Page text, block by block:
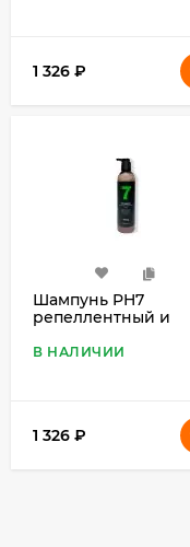
1 326 ₽
Шампунь PH7
репеллентный и
1, 460 мл
В НАЛИЧИИ
1 326 ₽